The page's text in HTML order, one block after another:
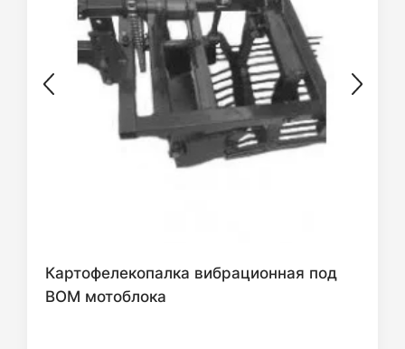
Картофелекопалка вибрационная под
ВОМ мотоблока